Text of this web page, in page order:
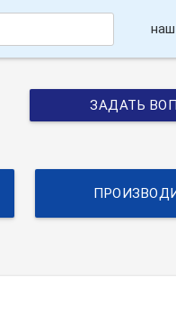
ЗАДАТЬ